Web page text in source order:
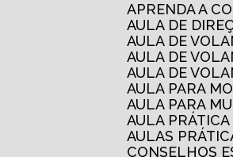
APRENDA A
AULA DE
AULA DE
AULA DE
AULA DE
AULA PARA
AULA PARA
AULA
AULAS
CONSELHOS